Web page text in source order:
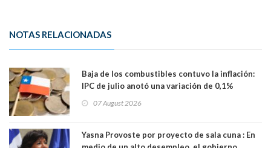
NOTAS RELACIONADAS
Baja de los combustibles contuvo la inflación:
IPC de julio anotó una variación de 0,1%
07 August 2026
Yasna Provoste por proyecto de sala cuna : En